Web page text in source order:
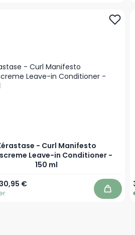
- Curl Manifesto
Leave-in Conditioner -
150 ml
30,95 €
Preis
In den